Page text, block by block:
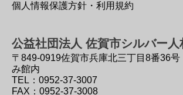
個人情報保護方針・利用規約
公益社団法人 佐賀市シルバー人
〒849-0919佐賀市兵庫北三丁目8番36
み館内
TEL：0952-37-3007
FAX：0952-37-3008